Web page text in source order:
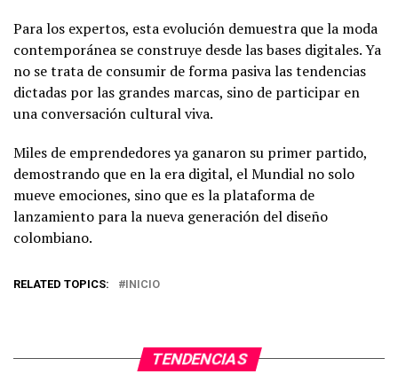
Para los expertos, esta evolución demuestra que la moda
contemporánea se construye desde las bases digitales. Ya
no se trata de consumir de forma pasiva las tendencias
dictadas por las grandes marcas, sino de participar en
una conversación cultural viva.
Miles de emprendedores ya ganaron su primer partido,
demostrando que en la era digital, el Mundial no solo
mueve emociones, sino que es la plataforma de
lanzamiento para la nueva generación del diseño
colombiano.
RELATED TOPICS: INICIO
TENDENCIAS